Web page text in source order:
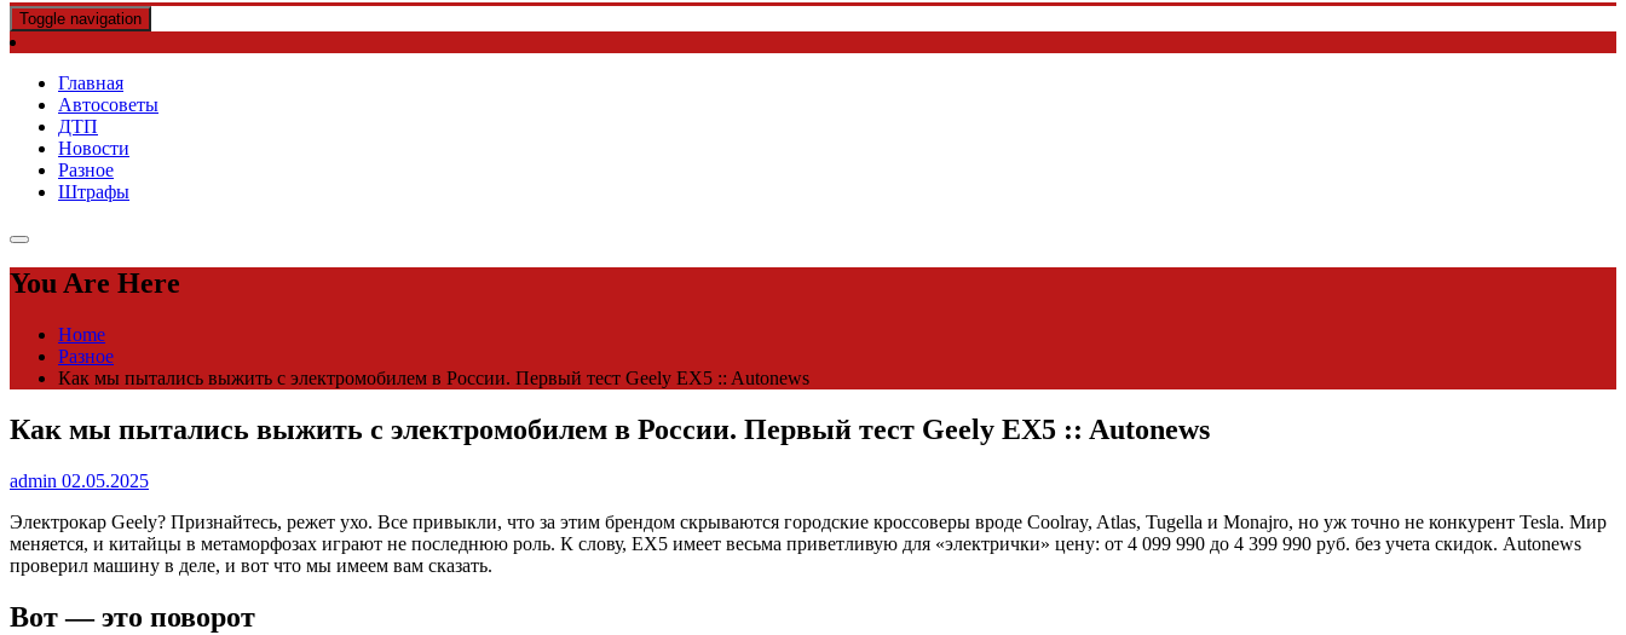
Toggle navigation
Главная
Автосоветы
ДТП
Новости
Разное
Штрафы
You Are Here
Home
Разное
Как мы пытались выжить с электромобилем в России. Первый тест Geely EX5 :: Autonews
Как мы пытались выжить с электромобилем в России. Первый тест Geely EX5 :: Autonews
admin 02.05.2025
Электрокар Geely? Признайтесь, режет ухо. Все привыкли, что за этим брендом скрываются городские кроссоверы вроде Coolray, Atlas, Tugella и Monajro, но уж точно не конкурент Tesla. Мир
меняется, и китайцы в метаморфозах играют не последнюю роль. К слову, EX5 имеет весьма приветливую для «электрички» цену: от 4 099 990 до 4 399 990 руб. без учета скидок. Autonews
проверил машину в деле, и вот что мы имеем вам сказать.
Вот — это поворот